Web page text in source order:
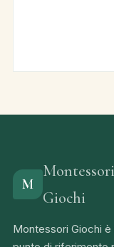
M
Montessori
Giochi
Montessori Giochi è